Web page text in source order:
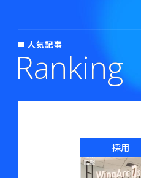
人気記事
Ranking
採用